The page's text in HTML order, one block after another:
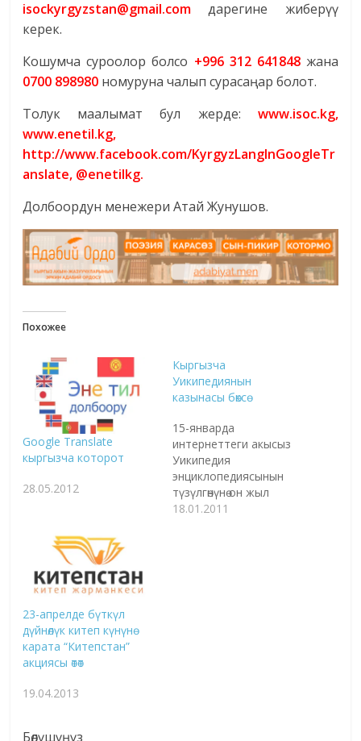
isockyrgyzstan@gmail.com дарегине жиберүү
керек.
Кошумча суроолор болсо +996 312 641848жана
0700 898980 номуруна чалып сурасаңар болот.
Толук маалымат бул жерде: www.isoc.kg,
www.enetil.kg,
http://www.facebook.com/KyrgyzLangInGoogleTr
anslate, @enetilkg.
Долбоордун менежери Атай Жунушов.
Похожее
Google Translate
кыргызча которот
28.05.2012
Кыргызча
Уикипедиянын
казынасы бөксө
15-январда
интернеттеги акысыз
Уикипедия
энциклопедиясынын
түзүлгөнүнө он жыл
толду. Дүйнөнүн 271
18.01.2011
23-апрелде бүткүл
дүйнөлүк китеп күнүнө
карата “Китепстан”
акциясы өтөт
19.04.2013
Бөлүшүңүз